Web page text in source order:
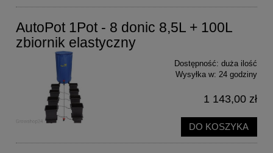
AutoPot 1Pot - 8 donic 8,5L + 100L
zbiornik elastyczny
Dostępność: duża ilość
Wysyłka w: 24 godziny
1 143,00 zł
DO KOSZYKA